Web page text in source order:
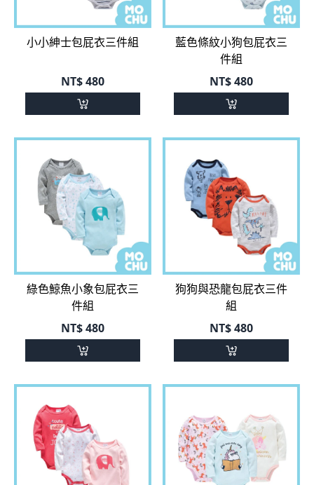
小小紳士包屁衣三件組
NT$480
藍色條紋小狗包屁衣三
件組
NT$480
綠色鯨魚小象包屁衣三
件組
NT$480
狗狗與恐龍包屁衣三件
組
NT$480